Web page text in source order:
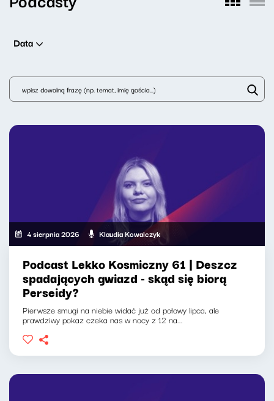
Data
4 sierpnia 2026 Klaudia Kowalczyk
Podcast Lekko Kosmiczny 61 | Deszcz
spadających gwiazd - skąd się biorą
Perseidy?
Pierwsze smugi na niebie widać już od połowy lipca, ale
prawdziwy pokaz czeka nas w nocy z 12 na...